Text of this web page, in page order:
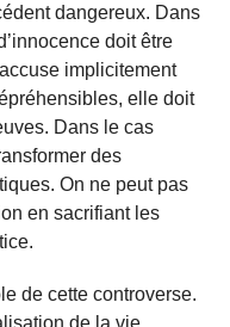
dangereux. Dans
doit être
implicitement
elle doit
Dans le cas
des
On ne peut pas
en sacrifiant les
de cette controverse.
de la vie